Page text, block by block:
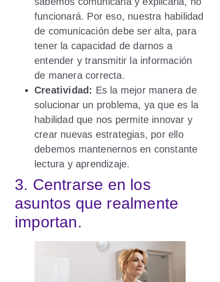
funcionará. Por eso, nuestra habilidad
de comunicación debe ser alta, para
tener la capacidad de darnos a
entender y transmitir la información
de manera correcta.
Creatividad: Es la mejor manera de
solucionar un problema, ya que es la
habilidad que nos permite innovar y
crear nuevas estrategias, por ello
debemos mantenernos en constante
lectura y aprendizaje.
3. Centrarse en los
asuntos que realmente
importan.